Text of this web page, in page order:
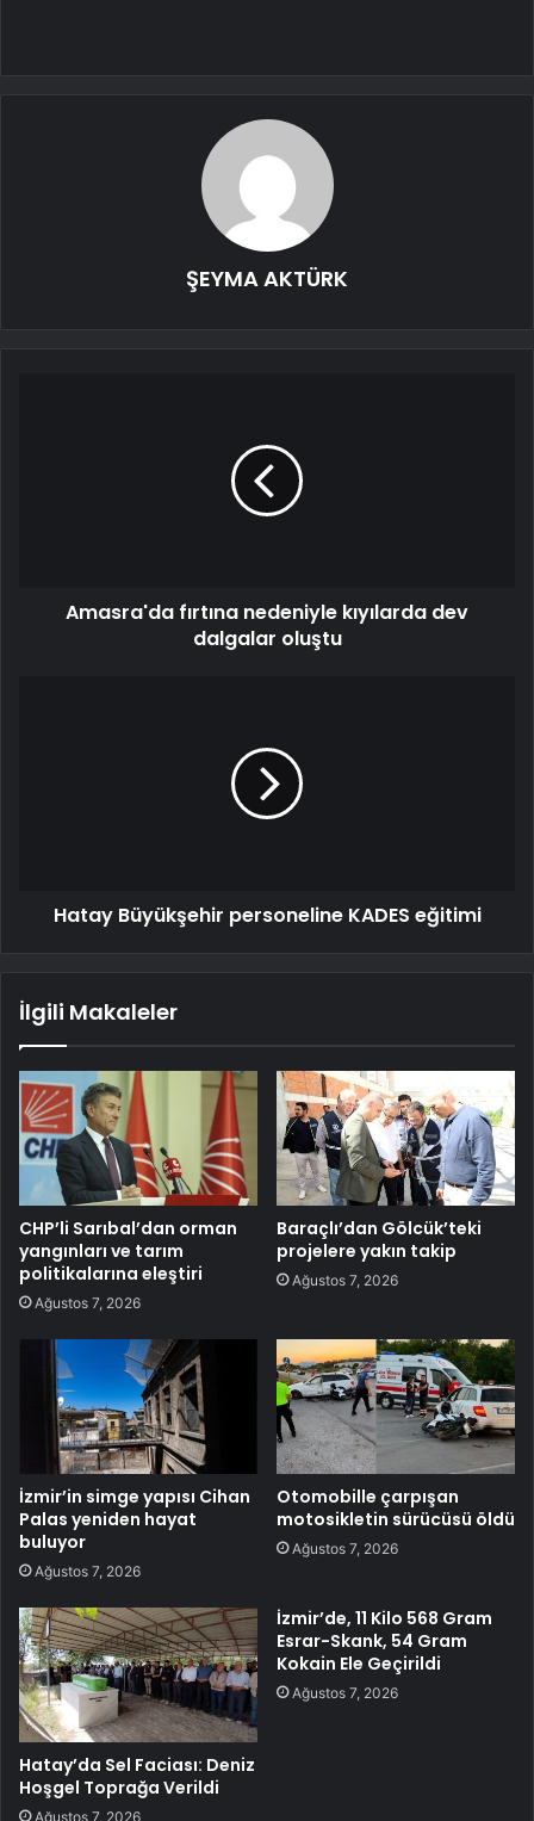
ŞEYMA AKTÜRK
Amasra'da fırtına nedeniyle kıyılarda dev
dalgalar oluştu
Hatay Büyükşehir personeline KADES eğitimi
İlgili Makaleler
CHP’li Sarıbal’dan orman
yangınları ve tarım
politikalarına eleştiri
Ağustos 7, 2026
Baraçlı’dan Gölcük’teki
projelere yakın takip
Ağustos 7, 2026
İzmir’in simge yapısı Cihan
Palas yeniden hayat
buluyor
Ağustos 7, 2026
Otomobille çarpışan
motosikletin sürücüsü öldü
Ağustos 7, 2026
Hatay’da Sel Faciası: Deniz
Hoşgel Toprağa Verildi
Ağustos 7, 2026
İzmir’de, 11 Kilo 568 Gram
Esrar-Skank, 54 Gram
Kokain Ele Geçirildi
Ağustos 7, 2026